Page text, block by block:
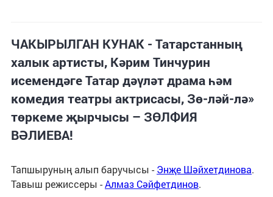
ЧАКЫРЫЛГАН КУНАК - Татарстанның
халык артисты, Кәрим Тинчурин
исемендәге Татар дәүләт драма һәм
комедия театры актрисасы, Зө-ләй-лә»
төркеме җырчысы – ЗӨЛФИЯ
ВӘЛИЕВА!
Тапшыруның алып баручысы - Энҗе Шәйхетдинова.
Тавыш режиссеры -Алмаз Сәйфетдинов.